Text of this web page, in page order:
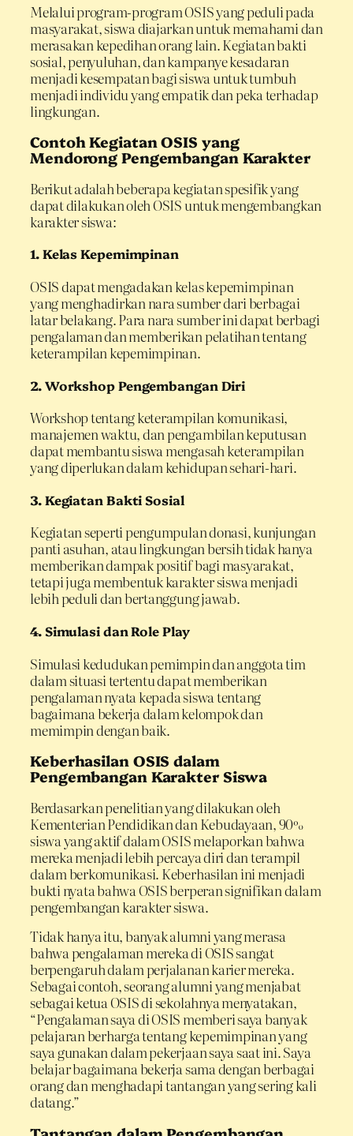
Melalui program-program OSIS yang peduli pada
masyarakat, siswa diajarkan untuk memahami dan
merasakan kepedihan orang lain. Kegiatan bakti
sosial, penyuluhan, dan kampanye kesadaran
menjadi kesempatan bagi siswa untuk tumbuh
menjadi individu yang empatik dan peka terhadap
lingkungan.
Contoh Kegiatan OSIS yang
Mendorong Pengembangan Karakter
Berikut adalah beberapa kegiatan spesifik yang
dapat dilakukan oleh OSIS untuk mengembangkan
karakter siswa:
1.Kelas Kepemimpinan
OSIS dapat mengadakan kelas kepemimpinan
yang menghadirkan nara sumber dari berbagai
latar belakang. Para nara sumber ini dapat berbagi
pengalaman dan memberikan pelatihan tentang
keterampilan kepemimpinan.
2.Workshop Pengembangan Diri
Workshop tentang keterampilan komunikasi,
manajemen waktu, dan pengambilan keputusan
dapat membantu siswa mengasah keterampilan
yang diperlukan dalam kehidupan sehari-hari.
3.Kegiatan Bakti Sosial
Kegiatan seperti pengumpulan donasi, kunjungan
panti asuhan, atau lingkungan bersih tidak hanya
memberikan dampak positif bagi masyarakat,
tetapi juga membentuk karakter siswa menjadi
lebih peduli dan bertanggung jawab.
4.Simulasi dan Role Play
Simulasi kedudukan pemimpin dan anggota tim
dalam situasi tertentu dapat memberikan
pengalaman nyata kepada siswa tentang
bagaimana bekerja dalam kelompok dan
memimpin dengan baik.
Keberhasilan OSIS dalam
Pengembangan Karakter Siswa
Berdasarkan penelitian yang dilakukan oleh
Kementerian Pendidikan dan Kebudayaan, 90%
siswa yang aktif dalam OSIS melaporkan bahwa
mereka menjadi lebih percaya diri dan terampil
dalam berkomunikasi. Keberhasilan ini menjadi
bukti nyata bahwa OSIS berperan signifikan dalam
pengembangan karakter siswa.
Tidak hanya itu, banyak alumni yang merasa
bahwa pengalaman mereka di OSIS sangat
berpengaruh dalam perjalanan karier mereka.
Sebagai contoh, seorang alumni yang menjabat
sebagai ketua OSIS di sekolahnya menyatakan,
“Pengalaman saya di OSIS memberi saya banyak
pelajaran berharga tentang kepemimpinan yang
saya gunakan dalam pekerjaan saya saat ini. Saya
belajar bagaimana bekerja sama dengan berbagai
orang dan menghadapi tantangan yang sering kali
datang.”